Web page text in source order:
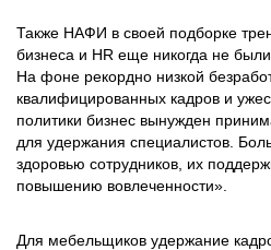
Также НАФИ в своей подборке
бизнеса и HR еще никогда не
На фоне рекордно низкой
квалифицированных кадров и
политики бизнес вынужден
для удержания специалистов.
здоровью сотрудников, их
повышению вовлеченности».
Для мебельщиков удержание